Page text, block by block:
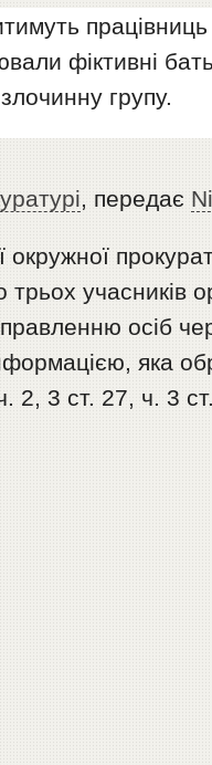
фіктивні
групу.
, передає
окружної
учасників
осіб
яка
3 ст. 27, ч. 3